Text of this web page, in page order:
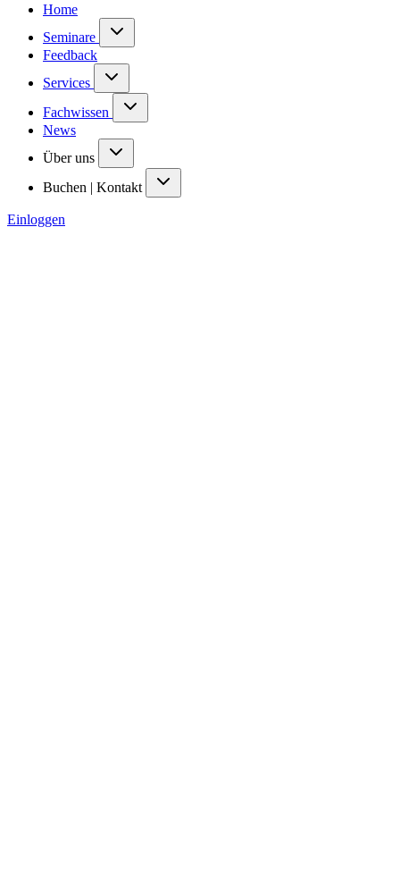
Home
Seminare
Feedback
Services
Fachwissen
News
Über uns
Buchen | Kontakt
Einloggen